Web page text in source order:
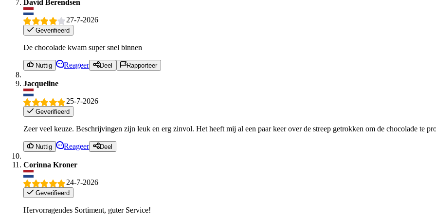
David Berendsen
27-7-2026
Geverifieerd
De chocolade kwam super snel binnen
Nuttig Reageer Deel Rapporteer
Jacqueline
25-7-2026
Geverifieerd
Zeer veel keuze. Beschrijvingen zijn leuk en erg zinvol. Het heeft mij al een paar keer over de streep getrokken om de chocolade te
Nuttig Reageer Deel
Corinna Kroner
24-7-2026
Geverifieerd
Hervorragendes Sortiment, guter Service!